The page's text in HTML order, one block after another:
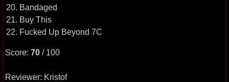
20. Bandaged
21. Buy This
22. Fucked Up Beyond 7C
Score: 70 / 100
Reviewer: Kristof